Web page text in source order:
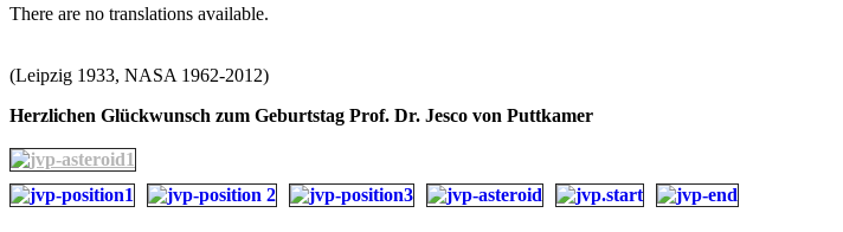
There are no translations available.
(Leipzig 1933, NASA 1962-2012)
Herzlichen Glückwunsch zum Geburtstag Prof. Dr. Jesco von Puttkamer